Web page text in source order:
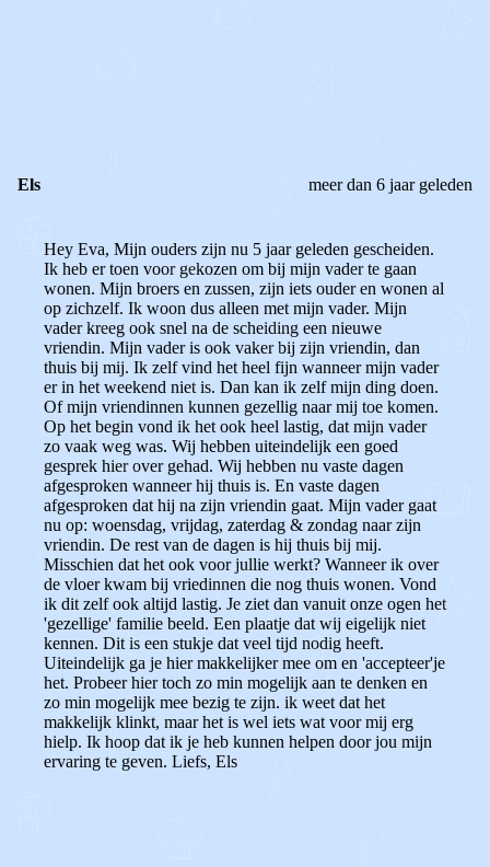
Els meer dan 6 jaar geleden
Hey Eva, Mijn ouders zijn nu 5 jaar geleden gescheiden.
Ik heb er toen voor gekozen om bij mijn vader te gaan
wonen. Mijn broers en zussen, zijn iets ouder en wonen al
op zichzelf. Ik woon dus alleen met mijn vader. Mijn
vader kreeg ook snel na de scheiding een nieuwe
vriendin. Mijn vader is ook vaker bij zijn vriendin, dan
thuis bij mij. Ik zelf vind het heel fijn wanneer mijn vader
er in het weekend niet is. Dan kan ik zelf mijn ding doen.
Of mijn vriendinnen kunnen gezellig naar mij toe komen.
Op het begin vond ik het ook heel lastig, dat mijn vader
zo vaak weg was. Wij hebben uiteindelijk een goed
gesprek hier over gehad. Wij hebben nu vaste dagen
afgesproken wanneer hij thuis is. En vaste dagen
afgesproken dat hij na zijn vriendin gaat. Mijn vader gaat
nu op: woensdag, vrijdag, zaterdag & zondag naar zijn
vriendin. De rest van de dagen is hij thuis bij mij.
Misschien dat het ook voor jullie werkt? Wanneer ik over
de vloer kwam bij vriedinnen die nog thuis wonen. Vond
ik dit zelf ook altijd lastig. Je ziet dan vanuit onze ogen het
'gezellige' familie beeld. Een plaatje dat wij eigelijk niet
kennen. Dit is een stukje dat veel tijd nodig heeft.
Uiteindelijk ga je hier makkelijker mee om en 'accepteer'je
het. Probeer hier toch zo min mogelijk aan te denken en
zo min mogelijk mee bezig te zijn. ik weet dat het
makkelijk klinkt, maar het is wel iets wat voor mij erg
hielp. Ik hoop dat ik je heb kunnen helpen door jou mijn
ervaring te geven. Liefs, Els